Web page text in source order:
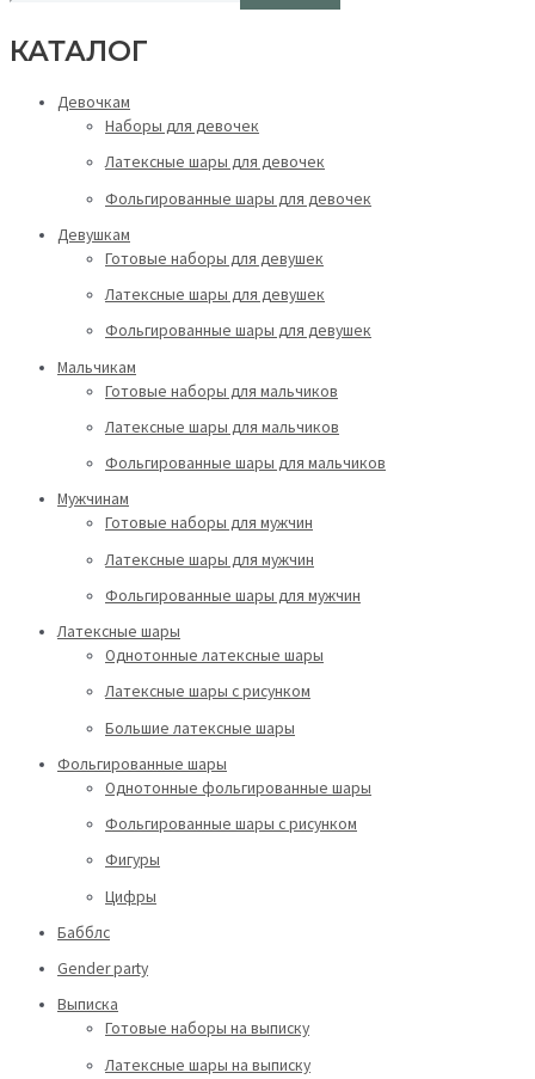
КАТАЛОГ
Девочкам
Наборы для девочек
Латексные шары для девочек
Фольгированные шары для девочек
Девушкам
Готовые наборы для девушек
Латексные шары для девушек
Фольгированные шары для девушек
Мальчикам
Готовые наборы для мальчиков
Латексные шары для мальчиков
Фольгированные шары для мальчиков
Мужчинам
Готовые наборы для мужчин
Латексные шары для мужчин
Фольгированные шары для мужчин
Латексные шары
Однотонные латексные шары
Латексные шары с рисунком
Большие латексные шары
Фольгированные шары
Однотонные фольгированные шары
Фольгированные шары с рисунком
Фигуры
Цифры
Бабблс
Gender party
Выписка
Готовые наборы на выписку
Латексные шары на выписку